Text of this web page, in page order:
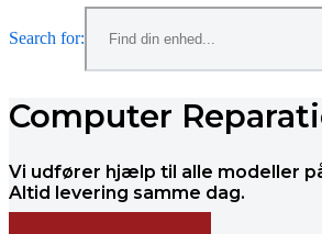
Search for:
Computer
Vi udfører hjælp til alle modeller
Altid levering samme dag.